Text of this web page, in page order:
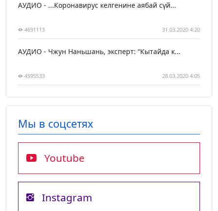
АУДИО - ...Коронавирус келгенине аябай сүй...
4691113 31.03.2020 4:20
АУДИО - Чжун Наньшань, эксперт: “Кытайда к...
4595533 28.03.2020 4:05
Мы в соцсетях
Youtube
Instagram